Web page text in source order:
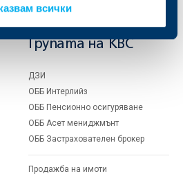
всички
Финансови институции и суверени
Групата на KBC
ДЗИ
ОББ Интерлийз
ОББ Пенсионно осигуряване
ОББ Асет мениджмънт
ОББ Застрахователен брокер
Продажба на имоти